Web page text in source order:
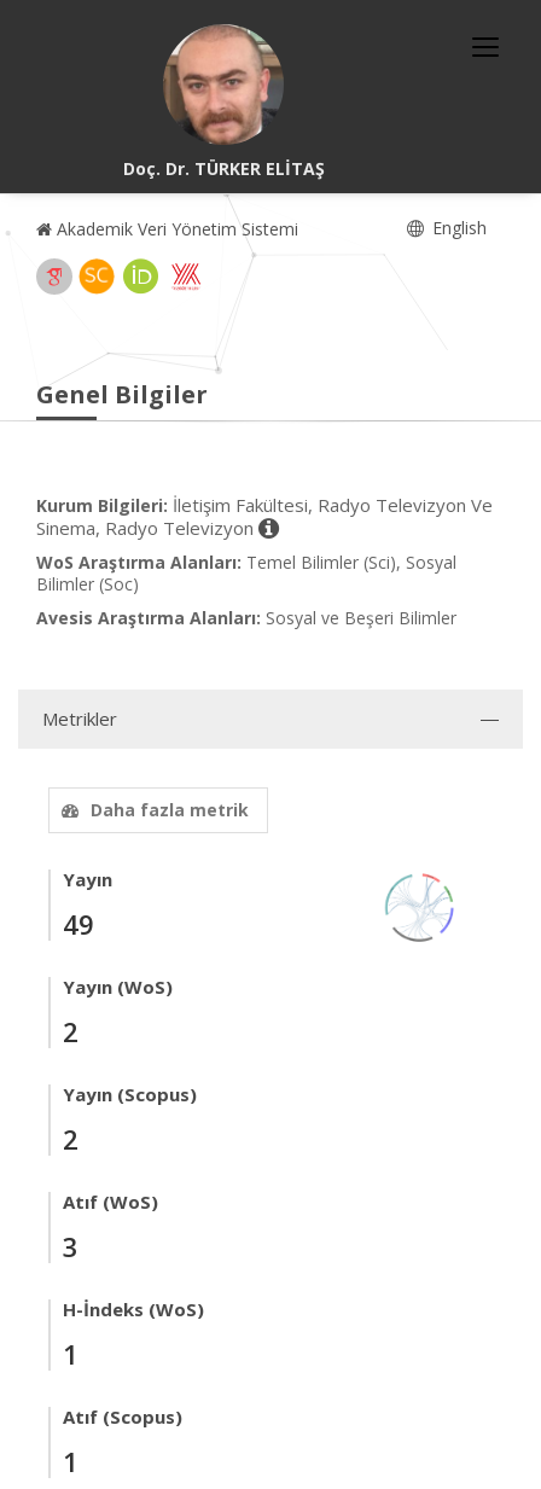
Doç. Dr. TÜRKER ELİTAŞ
Akademik Veri Yönetim Sistemi English
Genel Bilgiler
Kurum Bilgileri: İletişim Fakültesi, Radyo Televizyon Ve
Sinema, Radyo Televizyon
WoS Araştırma Alanları: Temel Bilimler (Sci), Sosyal
Bilimler (Soc)
Avesis Araştırma Alanları: Sosyal ve Beşeri Bilimler
Metrikler
Daha fazla metrik
Yayın
49
Yayın (WoS)
2
Yayın (Scopus)
2
Atıf (WoS)
3
H-İndeks (WoS)
1
Atıf (Scopus)
1